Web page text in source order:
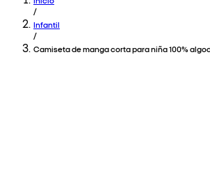
/
Infantil
/
Camiseta de manga corta para niña 100%